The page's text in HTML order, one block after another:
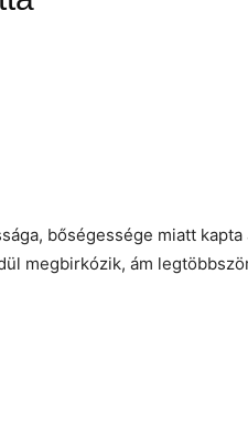
bőségessége miatt kapta
megbirkózik, ám